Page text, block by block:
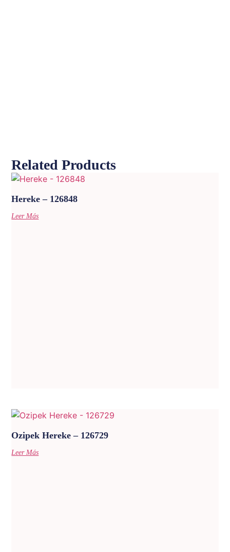
Related Products
Hereke – 126848
Leer Más
Ozipek Hereke – 126729
Leer Más